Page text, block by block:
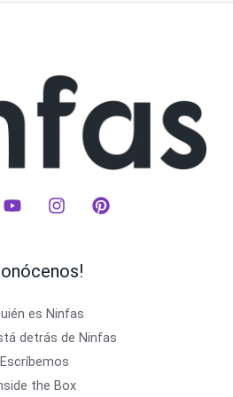
es Ninfas
detrás de Ninfas
Escríbemos
the Box